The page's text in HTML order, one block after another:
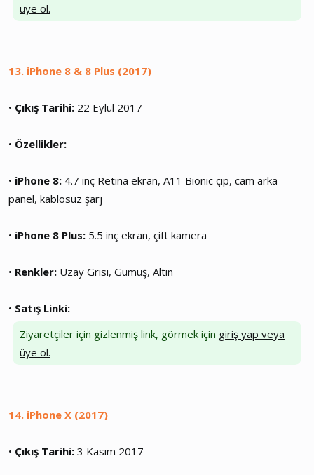
üye ol.
13. iPhone 8 & 8 Plus (2017)
• Çıkış Tarihi: 22 Eylül 2017
• Özellikler:
• iPhone 8: 4.7 inç Retina ekran, A11 Bionic çip, cam arka
panel, kablosuz şarj
• iPhone 8 Plus: 5.5 inç ekran, çift kamera
• Renkler: Uzay Grisi, Gümüş, Altın
• Satış Linki:
Ziyaretçiler için gizlenmiş link, görmek için giriş yap veya
üye ol.
14. iPhone X (2017)
• Çıkış Tarihi: 3 Kasım 2017